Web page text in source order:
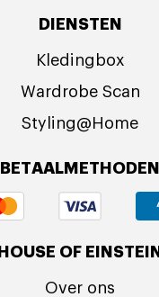
DIENSTEN
Kledingbox
Wardrobe Scan
Styling@Home
BETAALMETHODEN
HOUSE OF EINSTEIN
Over ons